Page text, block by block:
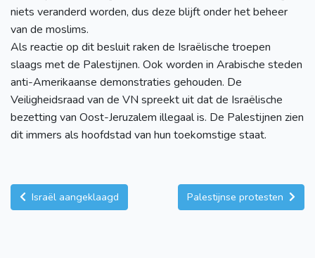
niets veranderd worden, dus deze blijft onder het beheer
van de moslims.
Als reactie op dit besluit raken de Israëlische troepen
slaags met de Palestijnen. Ook worden in Arabische steden
anti-Amerikaanse demonstraties gehouden. De
Veiligheidsraad van de VN spreekt uit dat de Israëlische
bezetting van Oost-Jeruzalem illegaal is. De Palestijnen zien
dit immers als hoofdstad van hun toekomstige staat.
Israël aangeklaagd Palestijnse protesten